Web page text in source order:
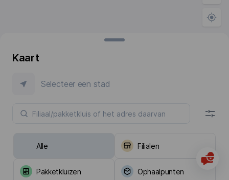
Kaart
Selecteer een stad
Alle Filialen
Pakketkluizen Ophaalpunten